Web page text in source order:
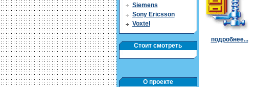
Siemens
Sony Ericsson
Voxtel
Стоит смотреть
О проекте
подробнее...